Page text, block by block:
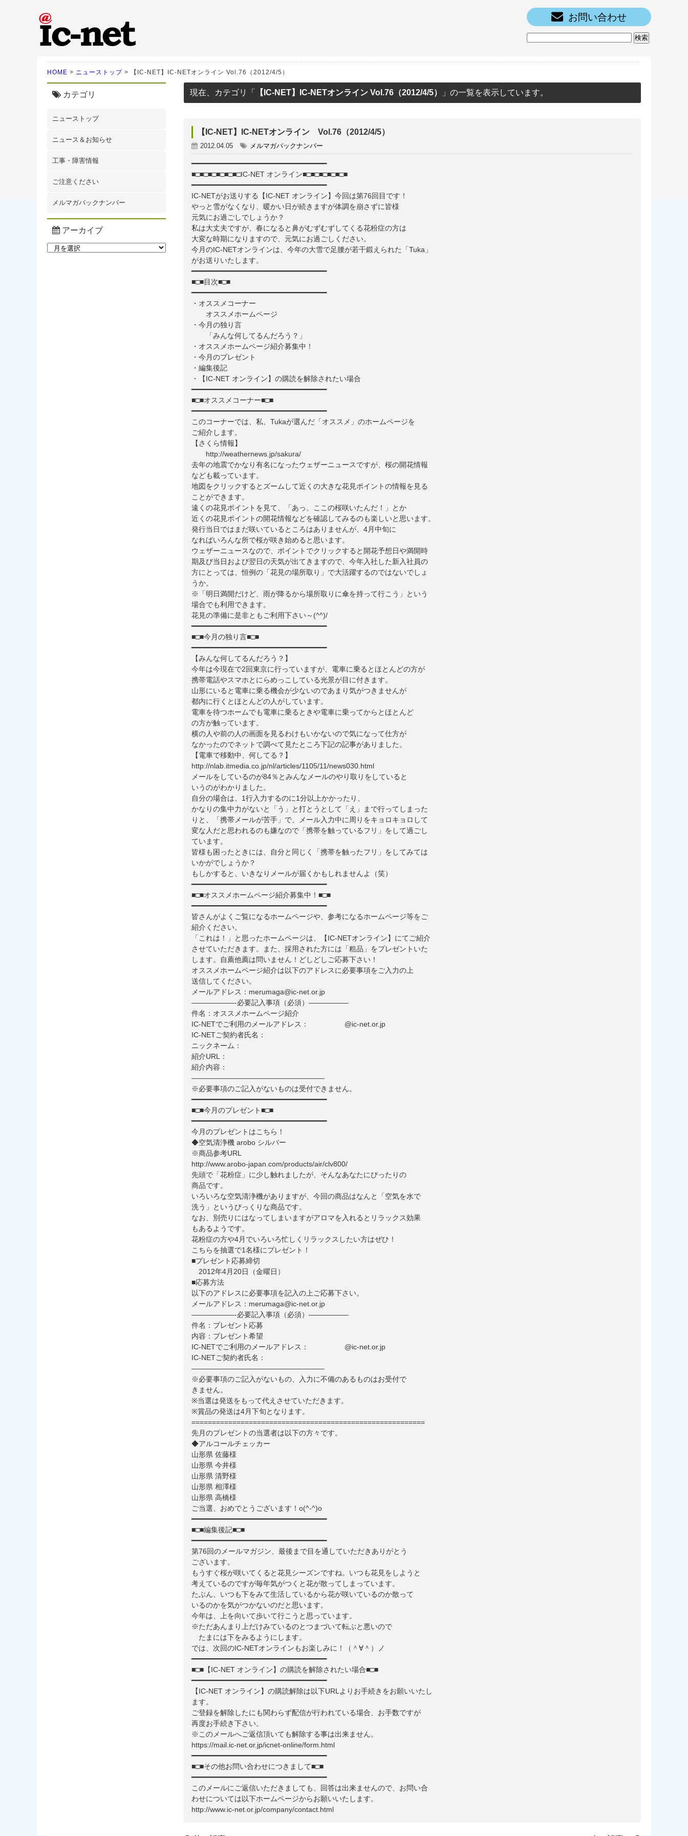
お問い合わせ
HOME > ニューストップ > 【IC-NET】IC-NETオンライン Vol.76（2012/4/5）
カテゴリ
ニューストップ
ニュース＆お知らせ
工事・障害情報
ご注意ください
メルマガバックナンバー
アーカイブ
現在、カテゴリ「 【IC-NET】IC-NETオンライン Vol.76（2012/4/5） 」の一覧を表示しています。
【IC-NET】IC-NETオンライン Vol.76（2012/4/5）
2012.04.05 メルマガバックナンバー
━━━━━━━━━━━━━━━━━━━━━━━━━━━━━━━━━
■□■□■□■□■□■□IC-NET オンライン■□■□■□■□■□■
━━━━━━━━━━━━━━━━━━━━━━━━━━━━━━━━━
IC-NETがお送りする【IC-NET オンライン】今回は第76回目です！
やっと雪がなくなり、暖かい日が続きますが体調を崩さずに皆様
元気にお過ごしでしょうか？
私は大丈夫ですが、春になると鼻がむずむずしてくる花粉症の方は
大変な時期になりますので、元気にお過ごしください。
今月のIC-NETオンラインは、今年の大雪で足腰が若干鍛えられた「Tuka」
がお送りいたします。
━━━━━━━━━━━━━━━━━━━━━━━━━━━━━━━━━
■□■目次■□■
━━━━━━━━━━━━━━━━━━━━━━━━━━━━━━━━━
・オススメコーナー
オススメホームページ
・今月の独り言
「みんな何してるんだろう？」
・オススメホームページ紹介募集中！
・今月のプレゼント
・編集後記
・【IC-NET オンライン】の購読を解除されたい場合
━━━━━━━━━━━━━━━━━━━━━━━━━━━━━━━━━
■□■オススメコーナー■□■
━━━━━━━━━━━━━━━━━━━━━━━━━━━━━━━━━
このコーナーでは、私、Tukaが選んだ「オススメ」のホームページを
ご紹介します。
【さくら情報】
http://weathernews.jp/sakura/
去年の地震でかなり有名になったウェザーニュースですが、桜の開花情報
なども載っています。
地図をクリックするとズームして近くの大きな花見ポイントの情報を見る
ことができます。
遠くの花見ポイントを見て、「あっ、ここの桜咲いたんだ！」とか
近くの花見ポイントの開花情報などを確認してみるのも楽しいと思います。
発行当日ではまだ咲いているところはありませんが、4月中旬に
なればいろんな所で桜が咲き始めると思います。
ウェザーニュースなので、ポイントでクリックすると開花予想日や満開時
期及び当日および翌日の天気が出てきますので、今年入社した新入社員の
方にとっては、恒例の「花見の場所取り」で大活躍するのではないでしょ
うか。
※「明日満開だけど、雨が降るから場所取りに傘を持って行こう」という
場合でも利用できます。
花見の準備に是非ともご利用下さい～(^^)/
━━━━━━━━━━━━━━━━━━━━━━━━━━━━━━━━━
■□■今月の独り言■□■
━━━━━━━━━━━━━━━━━━━━━━━━━━━━━━━━━
【みんな何してるんだろう？】
今年は今現在で2回東京に行っていますが、電車に乗るとほとんどの方が
携帯電話やスマホとにらめっこしている光景が目に付きます。
山形にいると電車に乗る機会が少ないのであまり気がつきませんが
都内に行くとほとんどの人がしています。
電車を待つホームでも電車に乗るときや電車に乗ってからとほとんど
の方が触っています。
横の人や前の人の画面を見るわけもいかないので気になって仕方が
なかったのでネットで調べて見たところ下記の記事がありました。
【電車で移動中、何してる？】
http://nlab.itmedia.co.jp/nl/articles/1105/11/news030.html
メールをしているのが84％とみんなメールのやり取りをしていると
いうのがわかりました。
自分の場合は、1行入力するのに1分以上かかったり、
かなりの集中力がないと「う」と打とうとして「え」まで行ってしまった
りと、「携帯メールが苦手」で、メール入力中に周りをキョロキョロして
変な人だと思われるのも嫌なので「携帯を触っているフリ」をして過ごし
ています。
皆様も困ったときには、自分と同じく「携帯を触ったフリ」をしてみては
いかがでしょうか？
もしかすると、いきなりメールが届くかもしれませんよ（笑）
━━━━━━━━━━━━━━━━━━━━━━━━━━━━━━━━━
■□■オススメホームページ紹介募集中！■□■
━━━━━━━━━━━━━━━━━━━━━━━━━━━━━━━━━
皆さんがよくご覧になるホームページや、参考になるホームページ等をご
紹介ください。
「これは！」と思ったホームページは、【IC-NETオンライン】にてご紹介
させていただきます。また、採用された方には「粗品」をプレゼントいた
します。自薦他薦は問いません！どしどしご応募下さい！
オススメホームページ紹介は以下のアドレスに必要事項をご入力の上
送信してください。
メールアドレス：merumaga@ic-net.or.jp
——————-必要記入事項（必須）—————–
件名：オススメホームページ紹介
IC-NETでご利用のメールアドレス： @ic-net.or.jp
IC-NETご契約者氏名：
ニックネーム：
紹介URL：
紹介内容：
——————————————————–
※必要事項のご記入がないものは受付できません。
━━━━━━━━━━━━━━━━━━━━━━━━━━━━━━━━━
■□■今月のプレゼント■□■
━━━━━━━━━━━━━━━━━━━━━━━━━━━━━━━━━
今月のプレゼントはこちら！
◆空気清浄機 arobo シルバー
※商品参考URL
http://www.arobo-japan.com/products/air/clv800/
先頭で「花粉症」に少し触れましたが、そんなあなたにぴったりの
商品です。
いろいろな空気清浄機がありますが、今回の商品はなんと「空気を水で
洗う」というびっくりな商品です。
なお、別売りにはなってしまいますがアロマを入れるとリラックス効果
もあるようです。
花粉症の方や4月でいろいろ忙しくリラックスしたい方はぜひ！
こちらを抽選で1名様にプレゼント！
■プレゼント応募締切
2012年4月20日（金曜日）
■応募方法
以下のアドレスに必要事項を記入の上ご応募下さい。
メールアドレス：merumaga@ic-net.or.jp
——————-必要記入事項（必須）—————–
件名：プレゼント応募
内容：プレゼント希望
IC-NETでご利用のメールアドレス： @ic-net.or.jp
IC-NETご契約者氏名：
——————————————————–
※必要事項のご記入がないもの、入力に不備のあるものはお受付で
きません。
※当選は発送をもって代えさせていただきます。
※賞品の発送は4月下旬となります。
=========================================================
先月のプレゼントの当選者は以下の方々です。
◆アルコールチェッカー
山形県 佐藤様
山形県 今井様
山形県 清野様
山形県 相澤様
山形県 高橋様
ご当選、おめでとうございます！o(^-^)o
━━━━━━━━━━━━━━━━━━━━━━━━━━━━━━━━━
■□■編集後記■□■
━━━━━━━━━━━━━━━━━━━━━━━━━━━━━━━━━
第76回のメールマガジン、最後まで目を通していただきありがとう
ございます。
もうすぐ桜が咲いてくると花見シーズンですね。いつも花見をしようと
考えているのですが毎年気がつくと花が散ってしまっています。
たぶん、いつも下をみて生活しているから花が咲いているのか散って
いるのかを気がつかないのだと思います。
今年は、上を向いて歩いて行こうと思っています。
※ただあんまり上だけみているのとつまづいて転ぶと悪いので
たまには下をみるようにします。
では、次回のIC-NETオンラインもお楽しみに！（＾∀＾）ノ
━━━━━━━━━━━━━━━━━━━━━━━━━━━━━━━━━
■□■【IC-NET オンライン】の購読を解除されたい場合■□■
━━━━━━━━━━━━━━━━━━━━━━━━━━━━━━━━━
【IC-NET オンライン】の購読解除は以下URLよりお手続きをお願いいたし
ます。
ご登録を解除したにも関わらず配信が行われている場合、お手数ですが
再度お手続き下さい。
※このメールへご返信頂いても解除する事は出来ません。
https://mail.ic-net.or.jp/icnet-online/form.html
━━━━━━━━━━━━━━━━━━━━━━━━━━━━━━━━━
■□■その他お問い合わせにつきまして■□■
━━━━━━━━━━━━━━━━━━━━━━━━━━━━━━━━━
このメールにご返信いただきましても、回答は出来ませんので、お問い合
わせについては以下ホームページからお願いいたします。
http://www.ic-net.or.jp/company/contact.html